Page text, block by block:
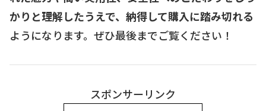
かりと理解したうえで、納得して購入に踏み切れる
ようになります。ぜひ最後までご覧ください！
スポンサーリンク